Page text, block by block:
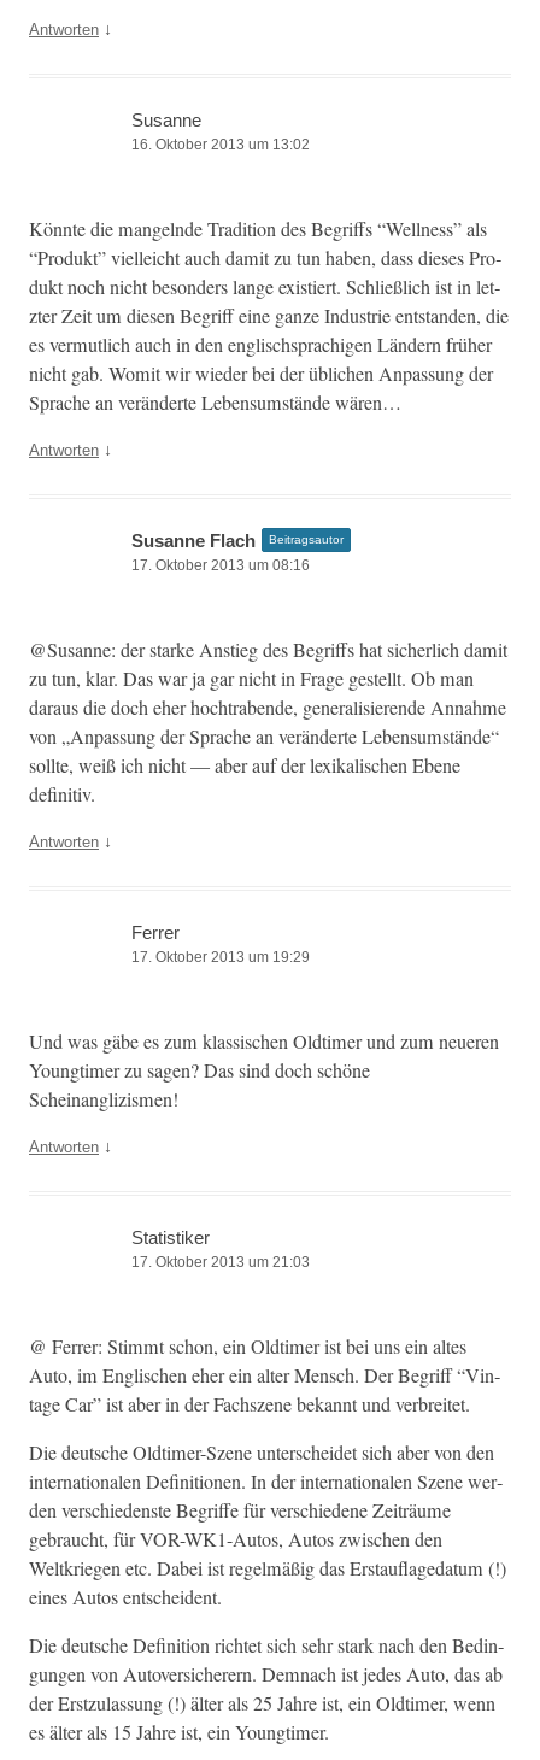
Antworten ↓
Susanne
16. Oktober 2013 um 13:02
Kön­nte die man­gel­nde Tra­di­tion des Begriffs “Well­ness” als
“Pro­dukt” vielle­icht auch damit zu tun haben, dass dieses Pro­
dukt noch nicht beson­ders lange existiert. Schließlich ist in let­
zter Zeit um diesen Begriff eine ganze Indus­trie ent­standen, die
es ver­mut­lich auch in den englis­chsprachi­gen Län­dern früher
nicht gab. Wom­it wir wieder bei der üblichen Anpas­sung der
Sprache an verän­derte Leben­sum­stände wären…
Antworten ↓
Susanne Flach Beitragsautor
17. Oktober 2013 um 08:16
@Susanne: der starke Anstieg des Begriffs hat sicher­lich damit
zu tun, klar. Das war ja gar nicht in Frage gestellt. Ob man
daraus die doch eher hochtra­bende, gen­er­al­isierende Annahme
von „Anpas­sung der Sprache an verän­derte Leben­sum­stände“
sollte, weiß ich nicht — aber auf der lexikalis­chen Ebene
definitiv.
Antworten ↓
Ferrer
17. Oktober 2013 um 19:29
Und was gäbe es zum klas­sis­chen Old­timer und zum neueren
Young­timer zu sagen? Das sind doch schöne
Scheinanglizismen!
Antworten ↓
Statistiker
17. Oktober 2013 um 21:03
@ Fer­rer: Stimmt schon, ein Old­timer ist bei uns ein altes
Auto, im Englis­chen eher ein alter Men­sch. Der Begriff “Vin­
tage Car” ist aber in der Fach­szene bekan­nt und verbreitet.
Die deutsche Old­timer-Szene unter­schei­det sich aber von den
inter­na­tionalen Def­i­n­i­tio­nen. In der inter­na­tionalen Szene wer­
den ver­schieden­ste Begriffe für ver­schiedene Zeiträume
gebraucht, für VOR-WK1-Autos, Autos zwis­chen den
Weltkriegen etc. Dabei ist regelmäßig das Erstau­flage­da­tum (!)
eines Autos entscheident.
Die deutsche Def­i­n­i­tion richtet sich sehr stark nach den Bedin­
gun­gen von Autover­sicher­ern. Dem­nach ist jedes Auto, das ab
der Erstzu­las­sung (!) älter als 25 Jahre ist, ein Old­timer, wenn
es älter als 15 Jahre ist, ein Youngtimer.